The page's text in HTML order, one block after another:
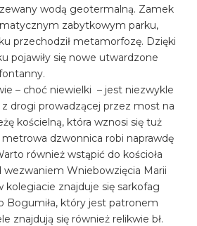
wodą geotermalną. Zamek
zabytkowym parku,
przechodził metamorfozę. Dzięki
pojawiły się nowe utwardzone
– choć niewielki – jest niezwykle
drogi prowadzącej przez most na
kościelną, która wznosi się tuż
metrowa dzwonnica robi naprawdę
również wstąpić do kościoła
wezwaniem Wniebowzięcia Marii
kolegiacie znajduje się sarkofag
Bogumiła, który jest patronem
znajdują się również relikwie bł.